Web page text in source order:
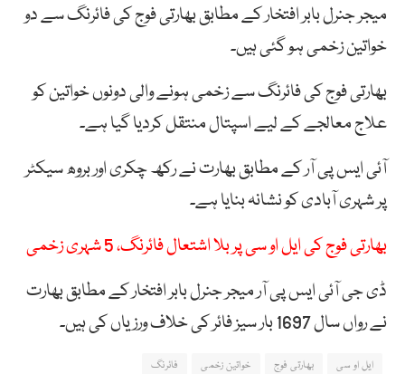
میجر جنرل بابر افتخار کے مطابق بھارتی فوج کی فائرنگ سے دو
خواتین زخمی ہو گئی ہیں۔
بھارتی فوج کی فائرنگ سے زخمی ہونے والی دونوں خواتین کو
علاج معالجے کے لیے اسپتال منتقل کردیا گیا ہے۔
آئی ایس پی آر کے مطابق بھارت نے رکھ چکری اور بروھ سیکٹر
پر شہری آبادی کو نشانہ بنایا ہے۔
بھارتی فوج کی ایل او سی پر بلا اشتعال فائرنگ، 5 شہری زخمی
ڈی جی آئی ایس پی آر میجر جنرل بابر افتخار کے مطابق بھارت
نے رواں سال 1697 بار سیز فائر کی خلاف ورزیاں کی ہیں۔
ایل او سی بھارتی فوج خواتین زخمی فائرنگ